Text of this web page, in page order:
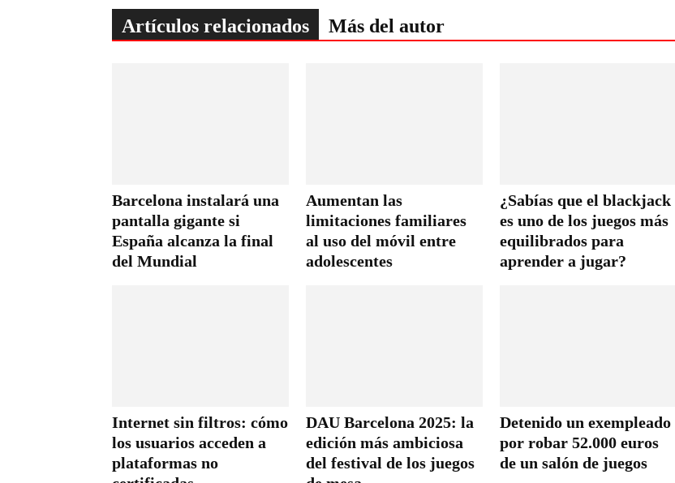
Artículos relacionados Más del autor
Barcelona instalará una
pantalla gigante si
España alcanza la final
del Mundial
Aumentan las
limitaciones familiares
al uso del móvil entre
adolescentes
¿Sabías que el blackjack
es uno de los juegos más
equilibrados para
aprender a jugar?
Internet sin filtros: cómo
los usuarios acceden a
plataformas no
DAU Barcelona 2025: la
edición más ambiciosa
del festival de los juegos
Detenido un exempleado
por robar 52.000 euros
de un salón de juegos